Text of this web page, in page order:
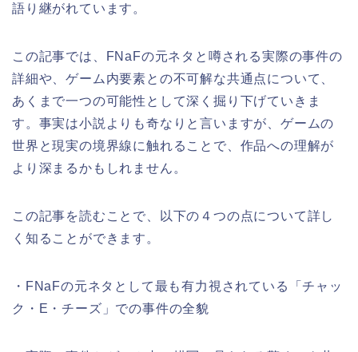
語り継がれています。
この記事では、FNaFの元ネタと噂される実際の事件の
詳細や、ゲーム内要素との不可解な共通点について、
あくまで一つの可能性として深く掘り下げていきま
す。事実は小説よりも奇なりと言いますが、ゲームの
世界と現実の境界線に触れることで、作品への理解が
より深まるかもしれません。
この記事を読むことで、以下の４つの点について詳し
く知ることができます。
・FNaFの元ネタとして最も有力視されている「チャッ
ク・E・チーズ」での事件の全貌